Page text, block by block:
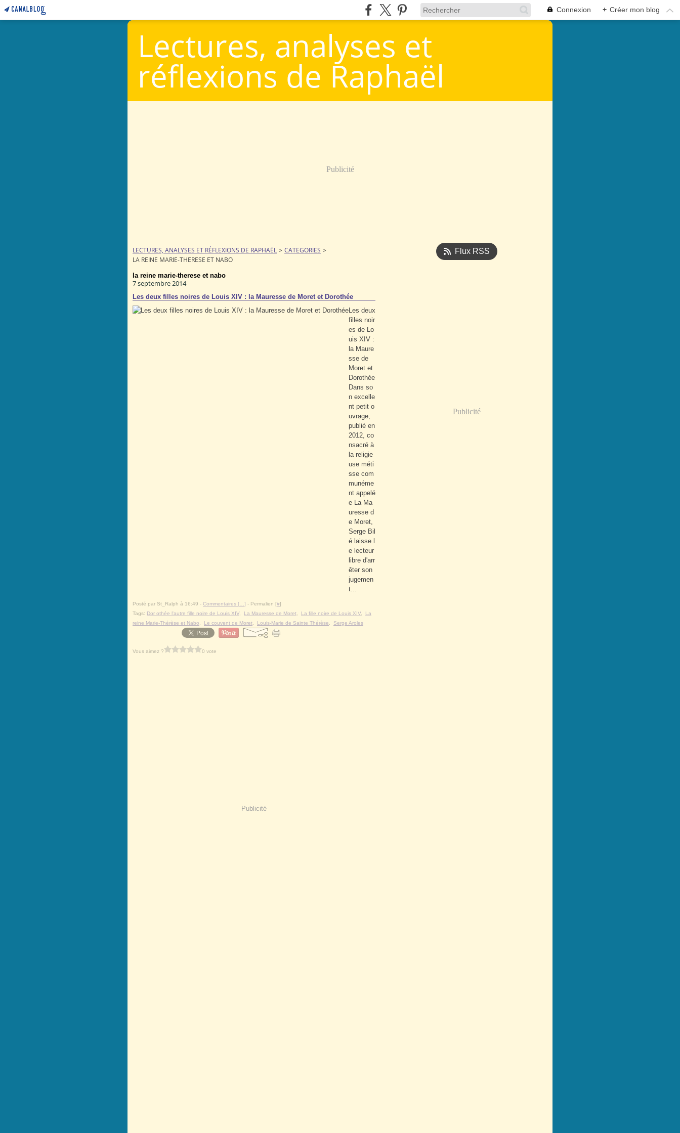
Connexion + Créer mon blog
Lectures, analyses et
réflexions de Raphaël
Publicité
LECTURES, ANALYSES ET RÉFLEXIONS DE RAPHAËL > CATEGORIES >
LA REINE MARIE-THERESE ET NABO
la reine marie-therese et nabo
7 septembre 2014
Les deux filles noires de Louis XIV : la Mauresse de Moret et Dorothée
Les deux
filles noir
es de Lo
uis XIV :
la Maure
sse de
Moret et
Dorothée
Dans so
n excelle
nt petit o
uvrage,
publié en
2012, co
nsacré à
la religie
use méti
sse com
munéme
nt appelé
e La Ma
uresse d
e Moret,
Serge Bil
é laisse l
e lecteur
libre d'arr
êter son
jugemen
t...
Posté par St_Ralph à 16:49 - Commentaires [ ] - Permalien [#]
Tags: Dor othée l'autre fille noire de Louis XIV, La Mauresse de Moret La fille noire de Louis XIV, La
reine Marie-Thérèse et Nabo
Le couvent de Moret Louis-Marie de Sainte Thérèse Serge Aroles
Vous aimez ? 0 vote
Publicité
Flux RSS
Publicité